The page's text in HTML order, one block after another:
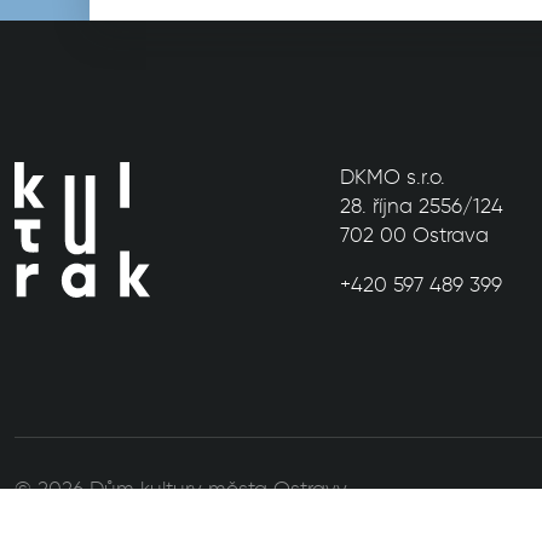
DKMO s.r.o.
28. října 2556/124
702 00 Ostrava
+420 597 489 399
© 2026 Dům kultury města Ostravy